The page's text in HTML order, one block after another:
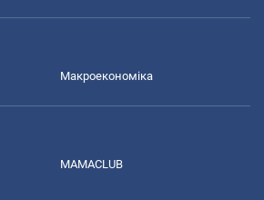
Макроекономіка
MAMACLUB